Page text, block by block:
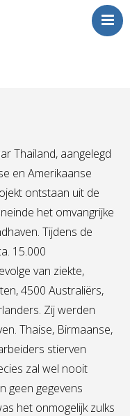
Thailand, aangelegd
en Amerikaanse
ontstaan uit de
het omvangrijke
Tijdens de
15.000
van ziekte,
4500 Australiërs,
Zij werden
Thaise, Birmaanse,
stierven
zal wel nooit
geen gegevens
het onmogelijk zulks